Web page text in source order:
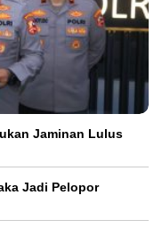
Jaminan Lulus
Jadi Pelopor